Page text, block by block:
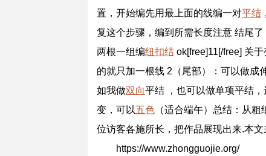
置，开始编先用最上面的线编一对平结
复这个步骤，编到所需长度注意 结尾
两根一组编纽扣结 ok[free]11[/free] 关
的就只加一根线 2（尾部）：可以做成
如我做双向平结 ，也可以做单项平结
变，可以五色 （适合端午）总结：从
位访客各施所长，把作品展现出来.本文
https://www.zhongguojie.org/